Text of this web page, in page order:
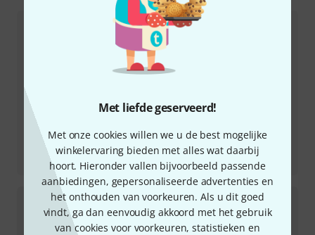
Met liefde geserveerd!
Met onze cookies willen we u de best mogelijke
winkelervaring bieden met alles wat daarbij
hoort. Hieronder vallen bijvoorbeeld passende
aanbiedingen, gepersonaliseerde advertenties en
het onthouden van voorkeuren. Als u dit goed
vindt, ga dan eenvoudig akkoord met het gebruik
van cookies voor voorkeuren, statistieken en
Recensie
USB-Pro